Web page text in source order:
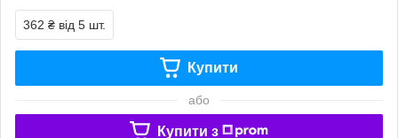
362 ₴ від 5 шт.
Купити
або
Купити з